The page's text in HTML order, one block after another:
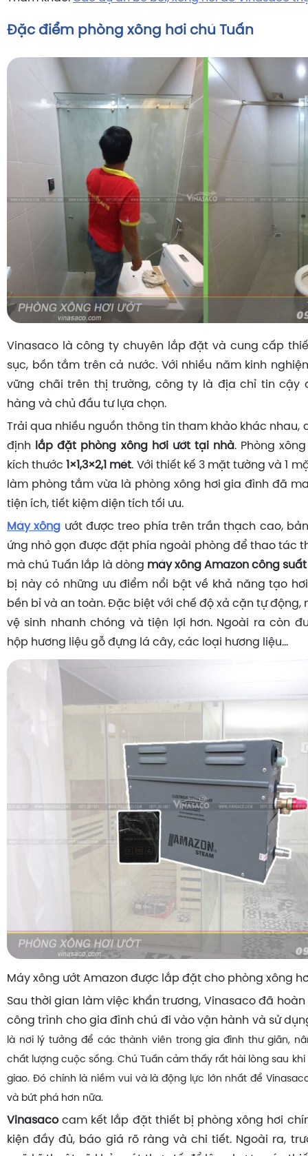
Đặc điểm phòng xông hơi chú Tuấn
Vinasaco là công ty chuyên lắp đặt và cung cấp
sục, bồn tắm trên cả nước. Với nhiều năm kinh
vững chãi trên thị trường, công ty là địa chỉ tin cậy
hàng và chủ đầu tư lựa chọn.
Trải qua nhiều nguồn thông tin tham khảo khác nhau,
định lắp đặt phòng xông hơi ướt tại nhà. Phòng
kích thước1×1,3×2,1 mét. Với thiết kế 3 mặt tường và 1
làm phòng tắm vừa là phòng xông hơi gia đình đã
tiện ích, tiết kiệm diện tích tối ưu.
Máy xông ướt được treo phía trên trần thạch cao,
ứng nhỏ gọn được đặt phía ngoài phòng để thao tác
mà chú Tuấn lắp là dòng máy xông Amazon công suất
bị này có những ưu điểm nổi bật về khả năng tạo
bền bỉ và an toàn. Đặc biệt với chế độ xả cặn tự động,
vệ sinh nhanh chóng và tiện lợi hơn. Ngoài ra còn
hộp hương liệu gỗ đựng lá cây, các loại hương liệu…
Máy xông ướt Amazon được lắp đặt cho phòng xông
Sau thời gian làm việc khẩn trương, Vinasaco đã
công trình cho gia đình chú đi vào vận hành và sử
là nơi lý tưởng để các thành viên trong gia đình thư giãn,
chất lượng cuộc sống. Chú Tuấn cảm thấy rất hài lòng sau
giao. Đó chính là niềm vui và là động lực lớn nhất để
và bứt phá hơn nữa.
Vinasacocam kết lắp đặt thiết bị phòng xông hơi
kiện đầy đủ, báo giá rõ ràng và chi tiết. Ngoài ra,